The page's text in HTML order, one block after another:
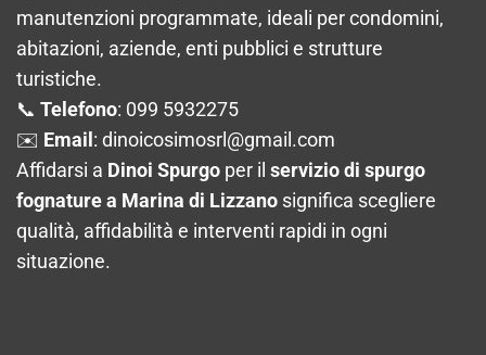
manutenzioni programmate, ideali per condomini,
abitazioni, aziende, enti pubblici e strutture
turistiche.
📞 Telefono: 099 5932275
✉️ Email : dinoicosimosrl@gmail.com
Affidarsi a Dinoi Spurgo per il servizio di spurgo
fognature a Marina di Lizzano significa scegliere
qualità, affidabilità e interventi rapidi in ogni
situazione.